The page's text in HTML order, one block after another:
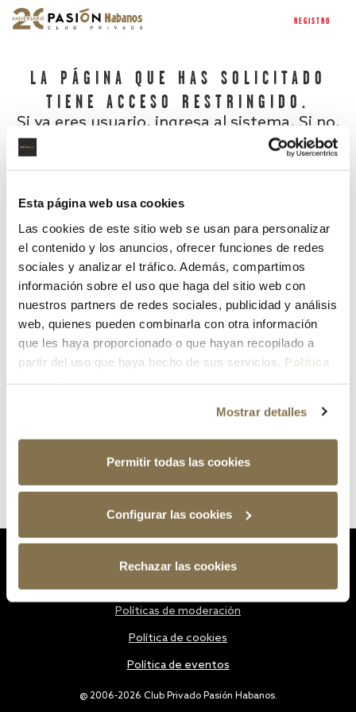
Esta página web usa cookies
Las cookies de este sitio web se usan para personalizar
el contenido y los anuncios, ofrecer funciones de redes
sociales y analizar el tráfico. Además, compartimos
información sobre el uso que haga del sitio web con
nuestros partners de redes sociales, publicidad y análisis
web, quienes pueden combinarla con otra información
que les haya proporcionado o que hayan recopilado a
partir del uso que haya hecho de sus servicios. Política
Mostrar detalles
Permitir todas las cookies
Configurar las cookies
Rechazar las cookies
REGISTRO
LA PÁGINA QUE HAS SOLICITADO
TIENE ACCESO RESTRINGIDO.
Si ya eres usuario, ingresa al sistema. Si no,
¿Has olvidado tu contraseña?
@ 2006-2026 Club Privado Pasión Habanos.
Políticas de moderación
Política de cookies
Política de eventos